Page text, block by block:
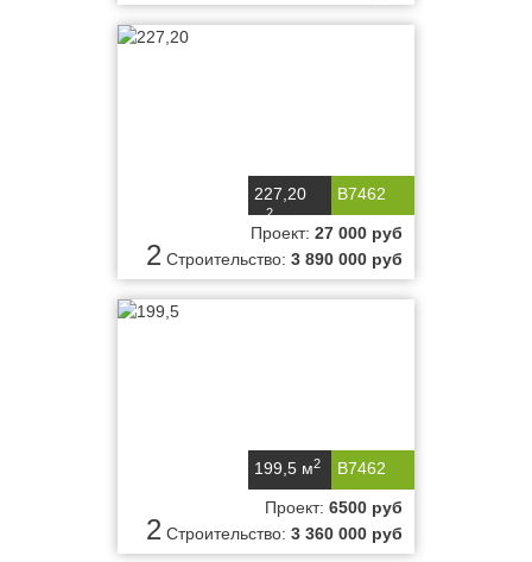
B7462
227,20
м2
2
Проект: 27 000 руб
Строительство: 3 890 000 руб
B7462
199,5 м2
2
Проект: 6500 руб
Строительство: 3 360 000 руб